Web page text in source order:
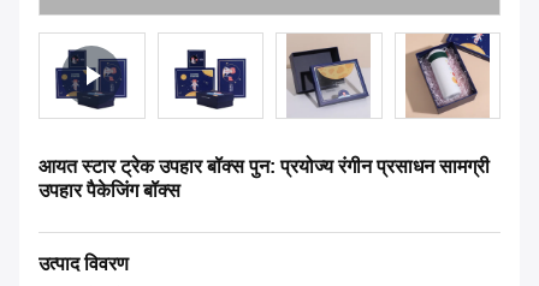
आयत स्टार ट्रेक उपहार बॉक्स पुन: प्रयोज्य रंगीन प्रसाधन सामग्री
उपहार पैकेजिंग बॉक्स
उत्पाद विवरण